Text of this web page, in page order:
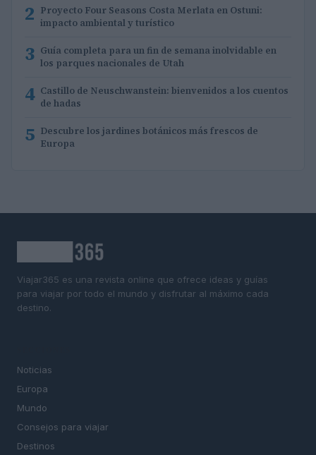
2 Proyecto Four Seasons Costa Merlata en Ostuni:
impacto ambiental y turístico
3 Guía completa para un fin de semana inolvidable en
los parques nacionales de Utah
4 Castillo de Neuschwanstein: bienvenidos a los cuentos
de hadas
5 Descubre los jardines botánicos más frescos de
Europa
Viajar365 es una revista online que ofrece ideas y guías
para viajar por todo el mundo y disfrutar al máximo cada
destino.
Noticias
Europa
Mundo
Consejos para viajar
Destinos